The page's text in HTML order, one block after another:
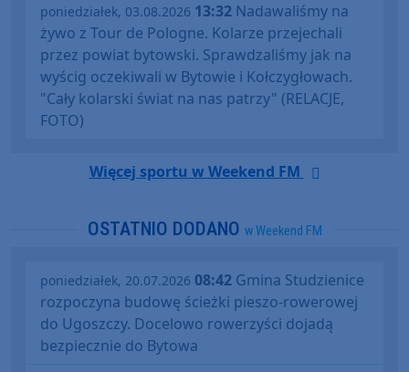
poniedziałek, 03.08.2026 13:32 Nadawaliśmy na
żywo z Tour de Pologne. Kolarze przejechali
przez powiat bytowski. Sprawdzaliśmy jak na
wyścig oczekiwali w Bytowie i Kołczygłowach.
"Cały kolarski świat na nas patrzy" (RELACJE,
FOTO)
Więcej sportu w Weekend FM
OSTATNIO DODANO w Weekend FM
poniedziałek, 20.07.2026 08:42 Gmina Studzienice
rozpoczyna budowę ścieżki pieszo-rowerowej
do Ugoszczy. Docelowo rowerzyści dojadą
bezpiecznie do Bytowa